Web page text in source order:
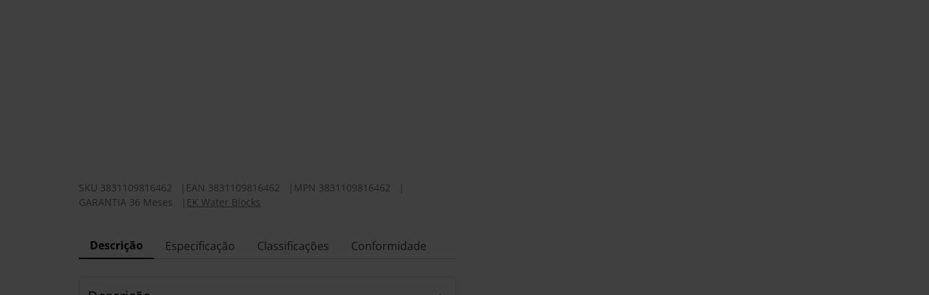
SKU 3831109816462 EAN 3831109816462 MPN 3831109816462
GARANTIA 36 Meses
EK Water Blocks
Descrição Especificação Classificações Conformidade